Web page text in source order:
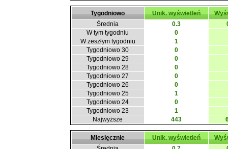
Tygodniowo Unik. wyświetleń
Średnia
0.3
W tym tygodniu
0
W zeszłym tygodniu
1
Tygodniowo 30
0
Tygodniowo 29
0
Tygodniowo 28
0
Tygodniowo 27
0
Tygodniowo 26
0
Tygodniowo 25
1
Tygodniowo 24
0
Tygodniowo 23
1
Najwyższe
443
Miesięcznie Unik. wyświetleń